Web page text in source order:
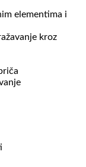
elementima i
kroz